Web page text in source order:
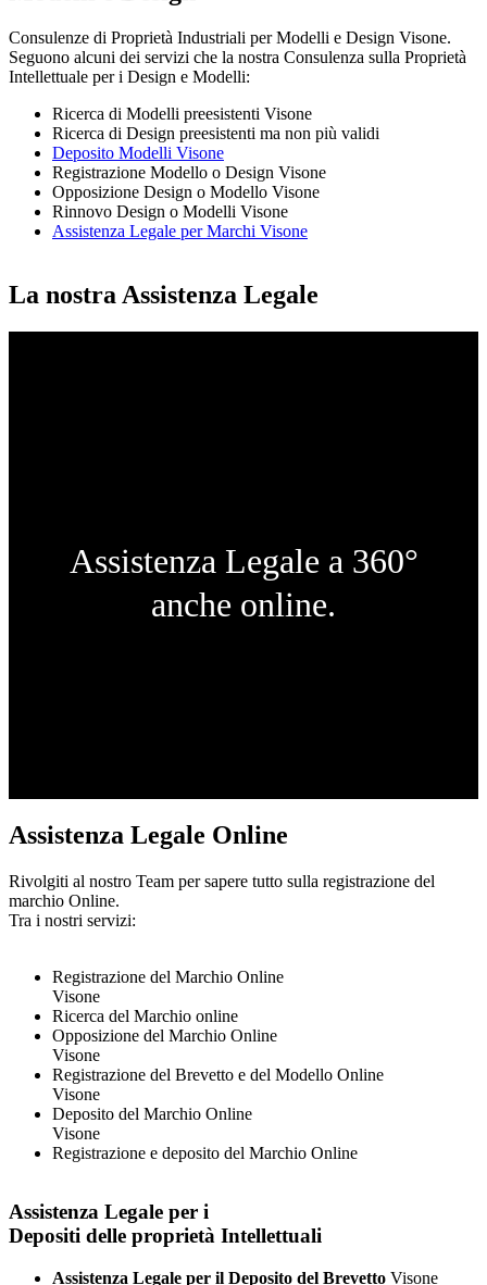
Consulenze di Proprietà Industriali per Modelli e Design Visone.
Seguono alcuni dei servizi che la nostra Consulenza sulla Proprietà
Intellettuale per i Design e Modelli:
Ricerca di Modelli preesistenti Visone
Ricerca di Design preesistenti ma non più validi
Deposito Modelli Visone
Registrazione Modello o Design Visone
Opposizione Design o Modello Visone
Rinnovo Design o Modelli Visone
Assistenza Legale per Marchi Visone
La nostra Assistenza Legale
Assistenza Legale a 360°
anche online.
Assistenza Legale Online
Rivolgiti al nostro Team per sapere tutto sulla registrazione del
marchio Online.
Tra i nostri servizi:
Registrazione del Marchio Online
Visone
Ricerca del Marchio online
Opposizione del Marchio Online
Visone
Registrazione del Brevetto e del Modello Online
Visone
Deposito del Marchio Online
Visone
Registrazione e deposito del Marchio Online
Assistenza Legale per i
Depositi delle proprietà Intellettuali
Assistenza Legale per il Deposito del Brevetto Visone